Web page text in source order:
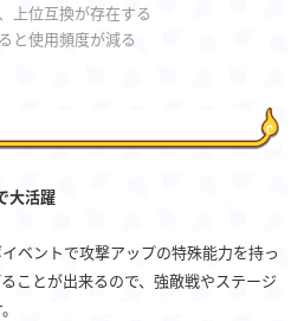
上位互換が存在する
と使用頻度が減る
大活躍
ベントで攻撃アップの特殊能力を持っ
ことが出来るので、強敵戦やステージ